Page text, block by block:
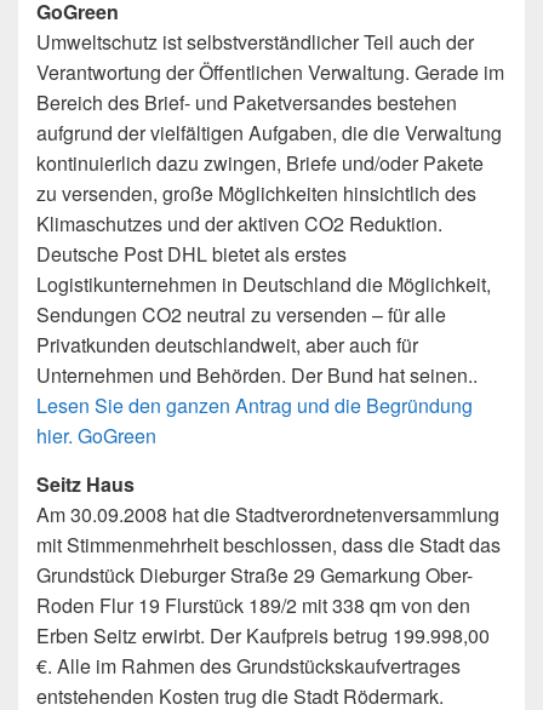
GoGreen
Umweltschutz ist selbstverständlicher Teil auch der
Verantwortung der Öffentlichen Verwaltung. Gerade im
Bereich des Brief- und Paketversandes bestehen
aufgrund der vielfältigen Aufgaben, die die Verwaltung
kontinuierlich dazu zwingen, Briefe und/oder Pakete
zu versenden, große Möglichkeiten hinsichtlich des
Klimaschutzes und der aktiven CO2 Reduktion.
Deutsche Post DHL bietet als erstes
Logistikunternehmen in Deutschland die Möglichkeit,
Sendungen CO2 neutral zu versenden – für alle
Privatkunden deutschlandweit, aber auch für
Unternehmen und Behörden. Der Bund hat seinen..
Lesen Sie den ganzen Antrag und die Begründung
hier. GoGreen
Seitz Haus
Am 30.09.2008 hat die Stadtverordnetenversammlung
mit Stimmenmehrheit beschlossen, dass die Stadt das
Grundstück Dieburger Straße 29 Gemarkung Ober-
Roden Flur 19 Flurstück 189/2 mit 338 qm von den
Erben Seitz erwirbt. Der Kaufpreis betrug 199.998,00
€. Alle im Rahmen des Grundstückskaufvertrages
entstehenden Kosten trug die Stadt Rödermark.